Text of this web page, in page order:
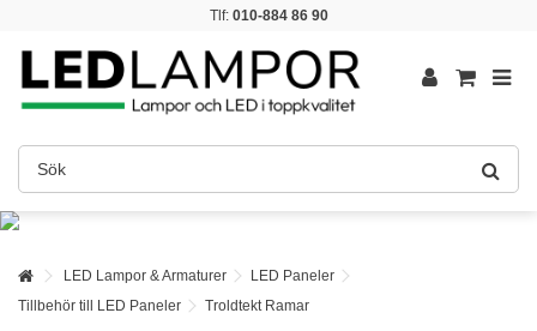
Tlf: 010-884 86 90
LED Lampor & Armaturer
LED Paneler
Tillbehör till LED Paneler
Troldtekt Ramar